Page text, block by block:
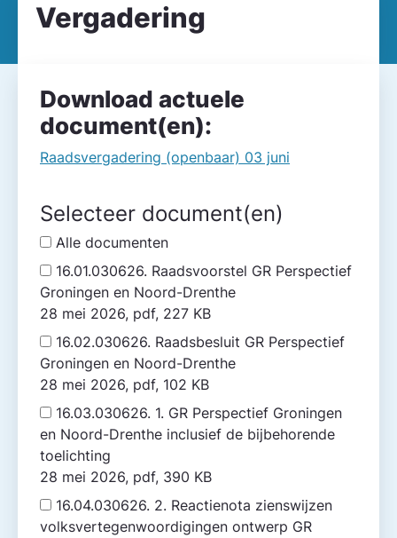
Vergadering
Download actuele
document(en):
Raadsvergadering (openbaar) 03 juni
Selecteer document(en)
Alle documenten
16.01.030626. Raadsvoorstel GR Perspectief
Groningen en Noord-Drenthe
28 mei 2026, pdf, 227 KB
16.02.030626. Raadsbesluit GR Perspectief
Groningen en Noord-Drenthe
28 mei 2026, pdf, 102 KB
16.03.030626. 1. GR Perspectief Groningen
en Noord-Drenthe inclusief de bijbehorende
toelichting
28 mei 2026, pdf, 390 KB
16.04.030626. 2. Reactienota zienswijzen
volksvertegenwoordigingen ontwerp GR